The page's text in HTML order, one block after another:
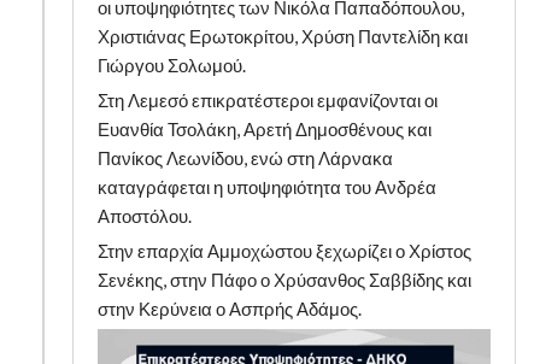
οι υποψηφιότητες των Νικόλα Παπαδόπουλου,
Χριστιάνας Ερωτοκρίτου, Χρύση Παντελίδη και
Γιώργου Σολωμού.
Στη Λεμεσό επικρατέστεροι εμφανίζονται οι
Ευανθία Τσολάκη, Αρετή Δημοσθένους και
Πανίκος Λεωνίδου, ενώ στη Λάρνακα
καταγράφεται η υποψηφιότητα του Ανδρέα
Αποστόλου.
Στην επαρχία Αμμοχώστου ξεχωρίζει ο Χρίστος
Σενέκης, στην Πάφο ο Χρύσανθος Σαββίδης και
στην Κερύνεια ο Ασπρής Αδάμος.